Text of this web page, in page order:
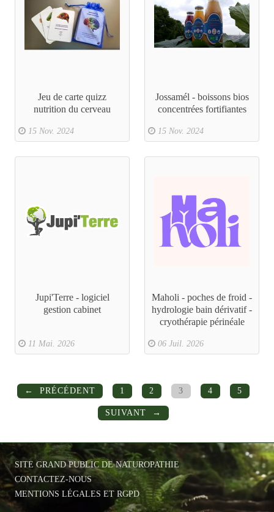
Jeu de carte quizz
nutrition du cerveau
15 Nov. 2024
Jossamél - boissons bios
concentrées fortifiantes
15 Nov. 2024
Jupi'Terre - logiciel
gestion cabinet
11 Mai. 2026
Maholi - poches de froid -
hydrologie bain dérivatif -
cryothérapie périnéale
06 Juil. 2026
PRÉCÉDENT 1 2 3 4 5
SUIVANT
SITE GRAND PUBLIC DE NATUROPATHIE
CONTACTEZ-NOUS
MENTIONS LÉGALES ET RGPD